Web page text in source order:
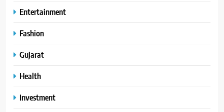
Entertainment
Fashion
Gujarat
Health
Investment